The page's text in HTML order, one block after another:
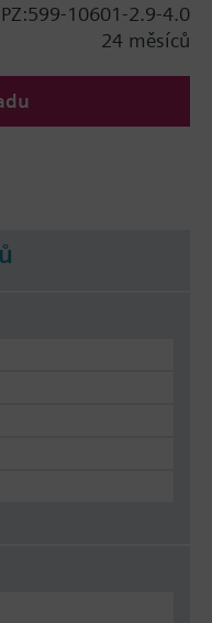
10601-2.9-4.0
24 měsíců